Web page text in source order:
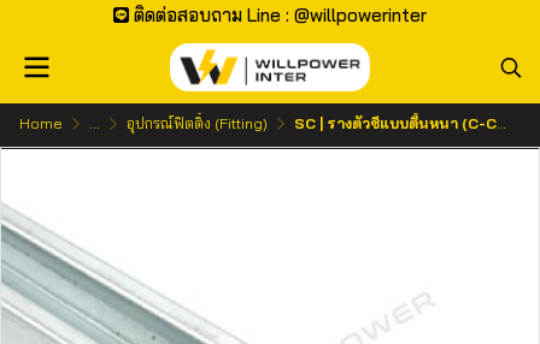
ติดต่อสอบถาม Line : @willpowerinter
Home ... อุปกรณ์ฟิตติ้ง (Fitting) SC | รางตัวซีแบบตื้นหนา (C-Channel) ขนาด 25 x 40 x 1200 มม.